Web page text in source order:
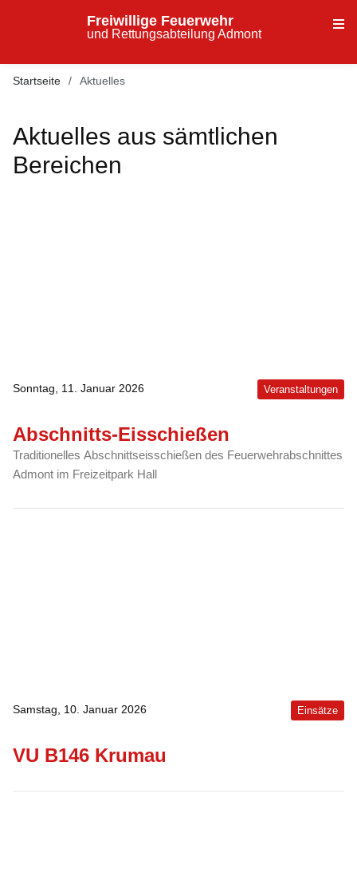
Freiwillige Feuerwehr
und Rettungsabteilung Admont
Startseite Aktuelles
Aktuelles aus sämtlichen
Bereichen
Sonntag, 11. Januar 2026 Veranstaltungen
Abschnitts-Eisschießen
Traditionelles Abschnittseisschießen des Feuerwehrabschnittes
Admont im Freizeitpark Hall
Samstag, 10. Januar 2026 Einsätze
VU B146 Krumau